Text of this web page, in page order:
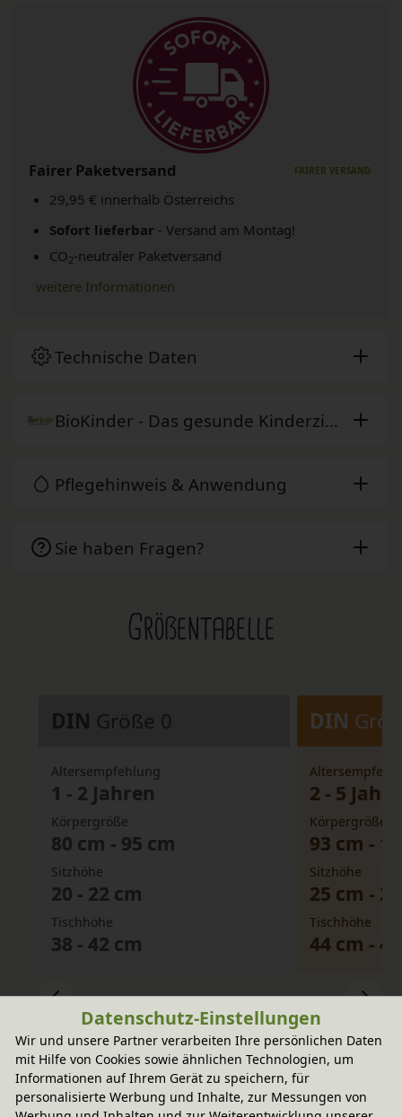
Fairer Paketversand
29,95 € innerhalb Österreichs
Sofort lieferbar - Versand am Montag!
CO2-neutraler Paketversand
weitere Informationen
Technische Daten
BioKinder - Das gesunde Kinderzimmer
Pflegehinweis & Anwendung
Sie haben Fragen?
Größentabelle
DIN Größe 0
Altersempfehlung
1 - 2 Jahren
Körpergröße
80 cm - 95 cm
Sitzhöhe
20 - 22 cm
Tischhöhe
38 - 42 cm
DIN
2 - 5
Körpergröße
93 cm -
Sitzhöhe
25 cm -
Tischhöhe
44 cm -
Wird oft zusammen gekauft
Datenschutz-Einstellungen
Wir und unsere Partner verarbeiten Ihre persönlichen Daten
mit Hilfe von Cookies sowie ähnlichen Technologien, um
Informationen auf Ihrem Gerät zu speichern, für
personalisierte Werbung und Inhalte, zur Messungen von